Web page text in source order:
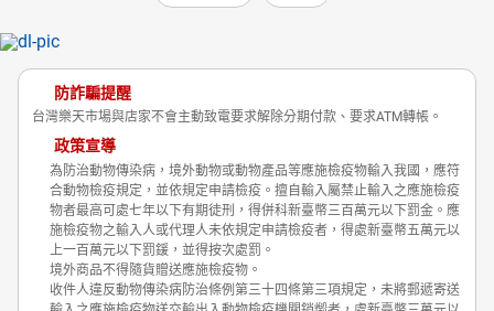
防詐騙提醒
台灣樂天市場與店家不會主動致電要求解除分期付款、要求ATM轉帳。
政策宣導
為防治動物傳染病，境外動物或動物產品等應施檢疫物輸入我國，應符
合動物檢疫規定，並依規定申請檢疫。擅自輸入屬禁止輸入之應施檢疫
物者最高可處七年以下有期徒刑，得併科新臺幣三百萬元以下罰金。應
施檢疫物之輸入人或代理人未依規定申請檢疫者，得處新臺幣五萬元以
上一百萬元以下罰鍰，並得按次處罰。
境外商品不得隨貨贈送應施檢疫物。
收件人違反動物傳染病防治條例第三十四條第三項規定，未將郵遞寄送